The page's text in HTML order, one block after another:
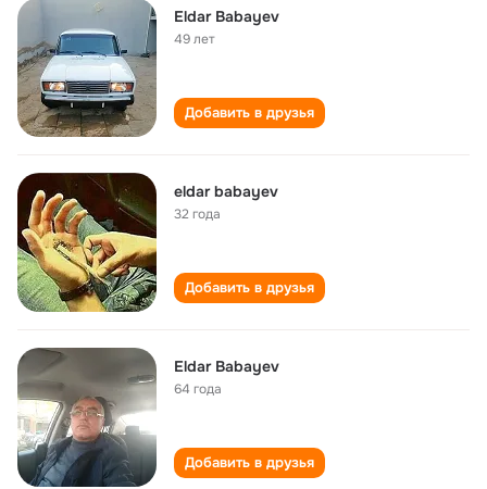
Eldar Babayev
49 лет
Добавить в друзья
eldar babayev
32 года
Добавить в друзья
Eldar Babayev
64 года
Добавить в друзья